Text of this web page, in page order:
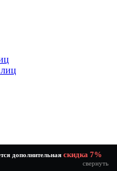
дополнительная скидка 7%
свернуть